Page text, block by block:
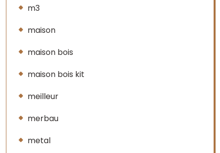
m3
maison
maison bois
maison bois kit
meilleur
merbau
metal